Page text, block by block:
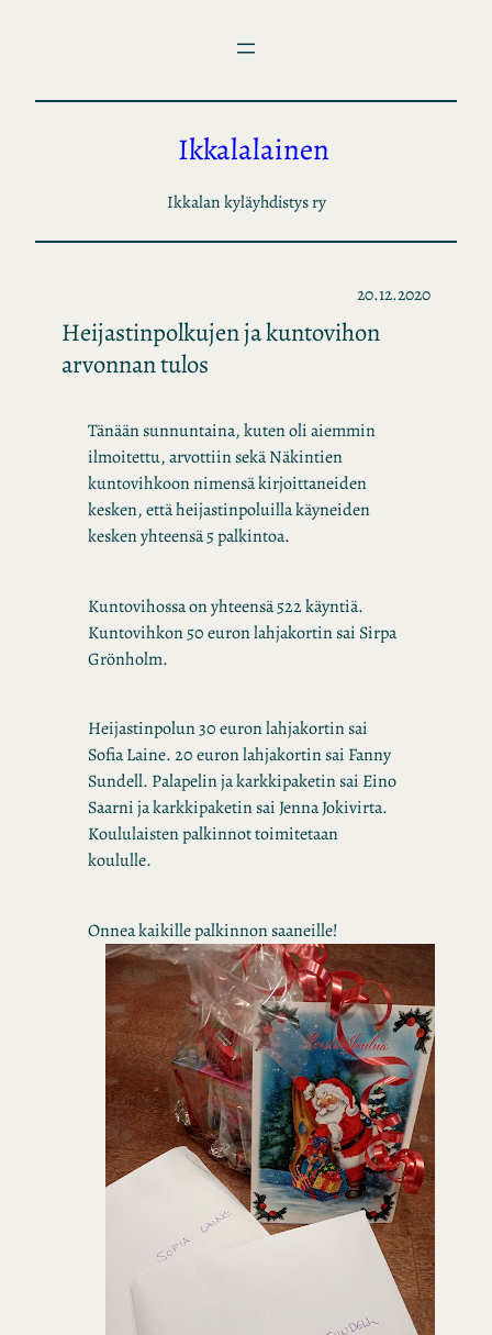
Ikkalalainen
Ikkalan kyläyhdistys ry
20.12.2020
Heijastinpolkujen ja kuntovihon
arvonnan tulos
Tänään sunnuntaina, kuten oli aiemmin
ilmoitettu, arvottiin sekä Näkintien
kuntovihkoon nimensä kirjoittaneiden
kesken, että heijastinpoluilla käyneiden
kesken yhteensä 5 palkintoa.
Kuntovihossa on yhteensä 522 käyntiä.
Kuntovihkon 50 euron lahjakortin sai Sirpa
Grönholm.
Heijastinpolun 30 euron lahjakortin sai
Sofia Laine. 20 euron lahjakortin sai Fanny
Sundell. Palapelin ja karkkipaketin sai Eino
Saarni ja karkkipaketin sai Jenna Jokivirta.
Koululaisten palkinnot toimitetaan
koululle.
Onnea kaikille palkinnon saaneille!